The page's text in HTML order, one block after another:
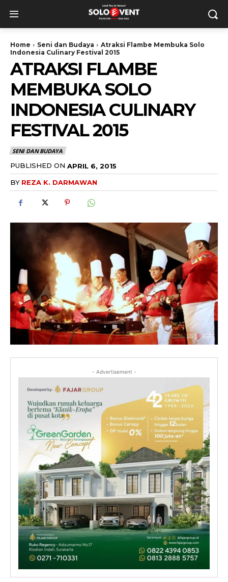
Home Seni dan Budaya
Atraksi Flambe Membuka Solo
Indonesia Culinary Festival 2015
ATRAKSI FLAMBE
MEMBUKA SOLO
INDONESIA CULINARY
FESTIVAL 2015
SENI DAN BUDAYA
PUBLISHED ON APRIL 6, 2015
BY REZA K. DARMAWAN
- Advertisement -